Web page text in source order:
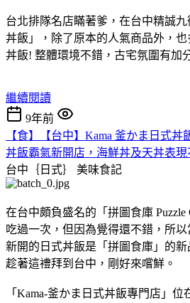
台北排隊名店瞞著爹，在台中精誠
丼飯」，除了原本的人氣商品外，
丼飯! 整體環境不錯，古宅氛圍有加
繼續閱讀
9年前
【食】【台中】Kama 釜かま日式
丼飯霸氣新開店，海鮮丼及天丼表現
台中｛日式｝ 美味食記
在台中頗負盛名的「拼圖食庫 Puzzle
吃過一次，但因為覺得還不錯，所
新開的日式丼飯是「拼圖食庫」的新
趁著這禮拜到台中，剛好來嚐鮮。
「Kama-釜かま日式丼飯專門店」位